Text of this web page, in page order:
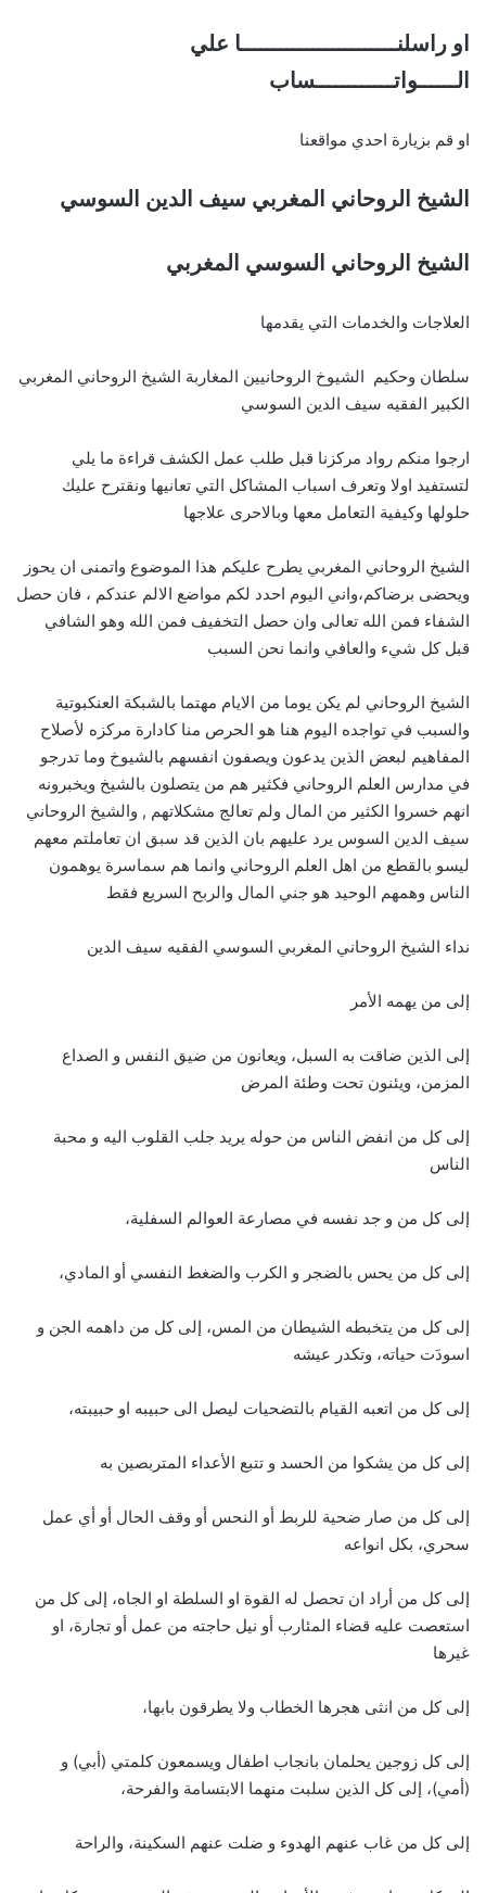
او راسلنــــــــــــــــــــــــا علي
الــــــواتــــــــــــساب
او قم بزيارة احدي مواقعنا
الشيخ الروحاني المغربي سيف الدين السوسي
الشيخ الروحاني السوسي المغربي
العلاجات والخدمات التي يقدمها
سلطان وحكيم الشيوخ الروحانيين المغاربة الشيخ الروحاني المغربي
الكبير الفقيه سيف الدين السوسي
ارجوا منكم رواد مركزنا قبل طلب عمل الكشف قراءة ما يلي
لتستفيد اولا وتعرف اسباب المشاكل التي تعانيها ونقترح عليك
حلولها وكيفية التعامل معها وبالاحرى علاجها
الشيخ الروحاني المغربي يطرح عليكم هذا الموضوع واتمنى ان يحوز
ويحضى برضاكم،واني اليوم احدد لكم مواضع الالم عندكم ، فان حصل
الشفاء فمن الله تعالى وان حصل التخفيف فمن الله وهو الشافي
قبل كل شيء والعافي وانما نحن السبب
الشيخ الروحاني لم يكن يوما من الايام مهتما بالشبكة العنكبوتية
والسبب في تواجده اليوم هنا هو الحرص منا كادارة مركزه لأصلاح
المفاهيم لبعض الذين يدعون ويصفون انفسهم بالشيوخ وما تدرجو
في مدارس العلم الروحاني فكثير هم من يتصلون بالشيخ ويخبرونه
انهم خسروا الكثير من المال ولم تعالج مشكلاتهم , والشيخ الروحاني
سيف الدين السوس يرد عليهم بان الذين قد سبق ان تعاملتم معهم
ليسو بالقطع من اهل العلم الروحاني وانما هم سماسرة يوهمون
الناس وهمهم الوحيد هو جني المال والربح السريع فقط
نداء الشيخ الروحاني المغربي السوسي الفقيه سيف الدين
إلى من يهمه الأمر
إلى الذين ضاقت به السبل، ويعانون من ضيق النفس و الصداع
المزمن، ويئنون تحت وطئة المرض
إلى كل من انفض الناس من حوله يريد جلب القلوب اليه و محبة
الناس
إلى كل من و جد نفسه في مصارعة العوالم السفلية،
إلى كل من يحس بالضجر و الكرب والضغط النفسي أو المادي،
إلى كل من يتخبطه الشيطان من المس، إلى كل من داهمه الجن و
اسودَت حياته، وتكدر عيشه
إلى كل من اتعبه القيام بالتضحيات ليصل الى حبيبه او حبيبته،
إلى كل من يشكوا من الحسد و تتبع الأعداء المتربصين به
إلى كل من صار ضحية للربط أو النحس أو وقف الحال أو أي عمل
سحري، بكل انواعه
إلى كل من أراد ان تحصل له القوة او السلطة او الجاه، إلى كل من
استعصت عليه قضاء المئارب أو نيل حاجته من عمل أو تجارة، او
غيرها
إلى كل من انثى هجرها الخطاب ولا يطرقون بابها،
إلى كل زوجين يحلمان بانجاب اطفال ويسمعون كلمتي (أبي) و
(أمي)، إلى كل الذين سلبت منهما الابتسامة والفرحة،
إلى كل من غاب عنهم الهدوء و ضلت عنهم السكينة، والراحة